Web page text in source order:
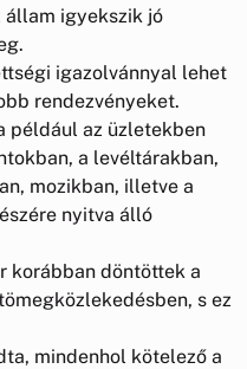
állam igyekszik jó
igazolvánnyal lehet
rendezvényeket.
például az üzletekben
a levéltárakban,
mozikban, illetve a
nyitva álló
korábban döntöttek a
s ez
mindenhol kötelező a